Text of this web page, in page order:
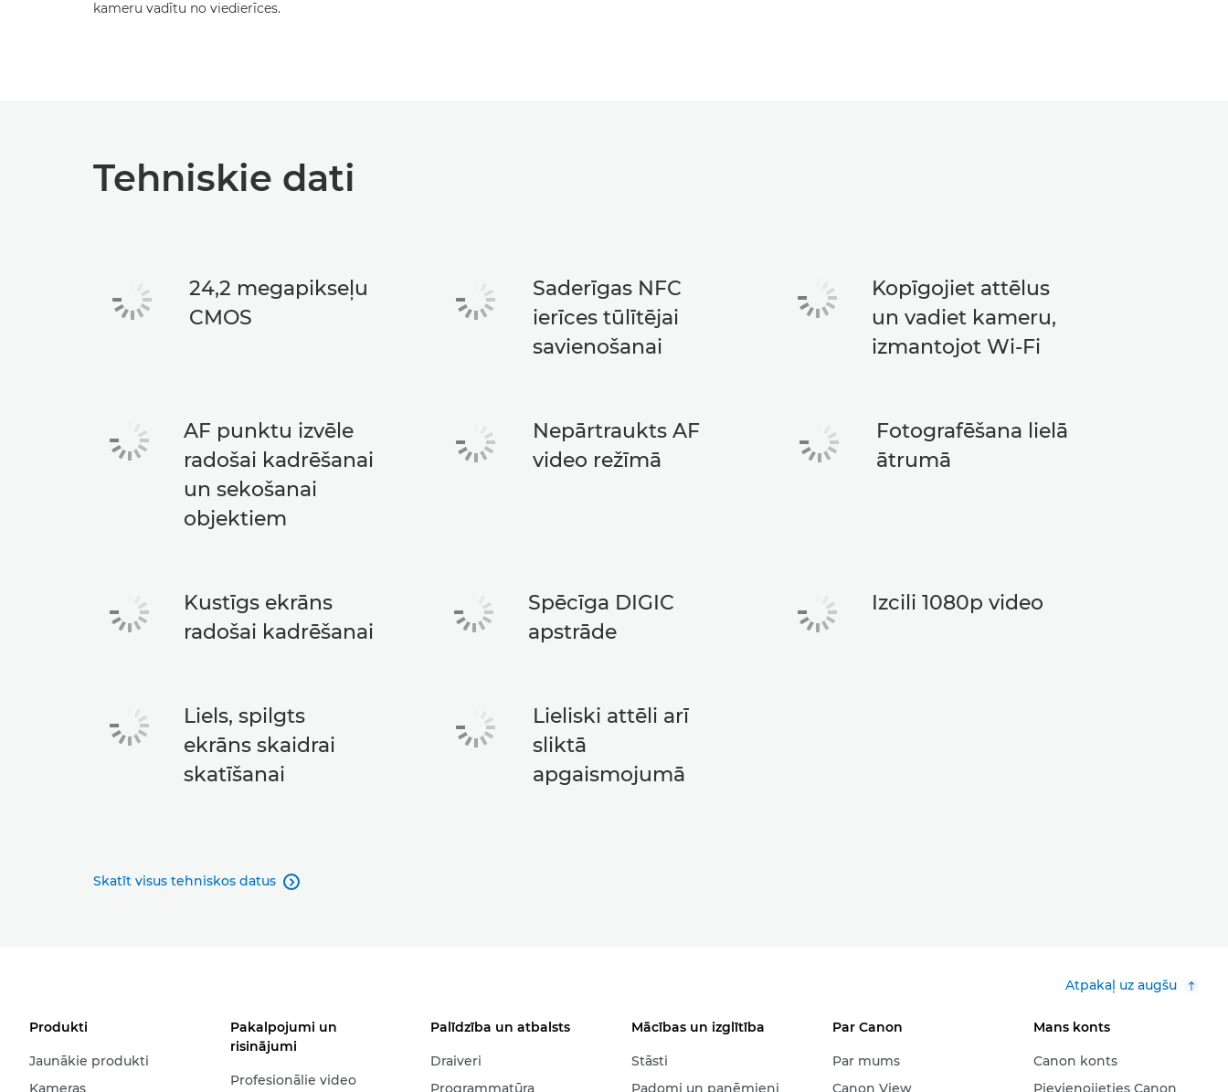
kameru vadītu no viedierīces.
Tehniskie dati
24,2 megapikseļu
CMOS
Saderīgas NFC
ierīces tūlītējai
savienošanai
Kopīgojiet attēlus
un vadiet kameru,
izmantojot Wi-Fi
AF punktu izvēle
radošai kadrēšanai
un sekošanai
objektiem
Nepārtraukts AF
video režīmā
Fotografēšana lielā
ātrumā
Kustīgs ekrāns
radošai kadrēšanai
Spēcīga DIGIC
apstrāde
Izcili 1080p video
Liels, spilgts
ekrāns skaidrai
skatīšanai
Lieliski attēli arī
sliktā
apgaismojumā
Skatīt visus tehniskos datus 
Atpakaļ uz augšu
Produkti
Jaunākie produkti
Kameras
Pakalpojumi un
risinājumi
Profesionālie video
Palīdzība un atbalsts
Draiveri
Programmatūra
Mācības un izglītība
Stāsti
Padomi un paņēmieni
Par Canon
Par mums
Canon View
Mans konts
Canon konts
Pievienojieties Canon